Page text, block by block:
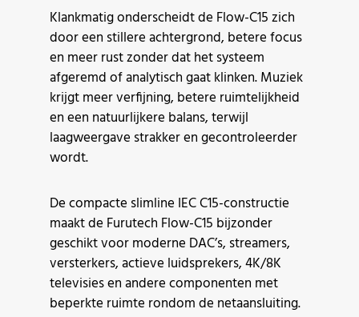
Klankmatig onderscheidt de Flow-C15 zich
door een stillere achtergrond, betere focus
en meer rust zonder dat het systeem
afgeremd of analytisch gaat klinken. Muziek
krijgt meer verfijning, betere ruimtelijkheid
en een natuurlijkere balans, terwijl
laagweergave strakker en gecontroleerder
wordt.
De compacte slimline IEC C15-constructie
maakt de Furutech Flow-C15 bijzonder
geschikt voor moderne DAC’s, streamers,
versterkers, actieve luidsprekers, 4K/8K
televisies en andere componenten met
beperkte ruimte rondom de netaansluiting.